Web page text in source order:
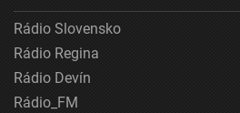
Rádio Slovensko
Rádio Regina
Rádio Devín
Rádio_FM